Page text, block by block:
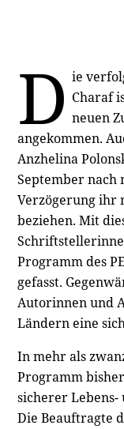
D ie
Charaf
neuen
angekommen.
Anzhelina
September nach
Verzögerung ihr
beziehen. Mit
Programm des
gefasst.
Autorinnen und
Ländern eine
In mehr als
Programm
sicherer
Die Beauftragte